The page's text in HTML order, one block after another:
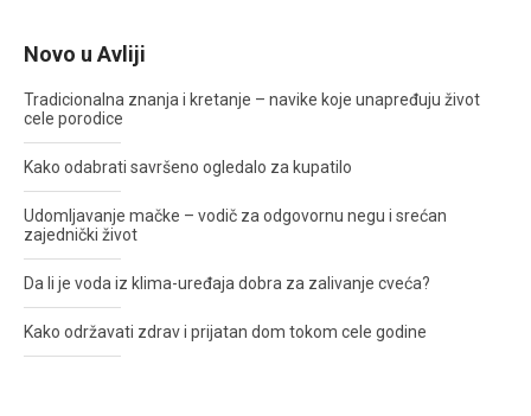
Novo u Avliji
Tradicionalna znanja i kretanje – navike koje unapređuju život
cele porodice
Kako odabrati savršeno ogledalo za kupatilo
Udomljavanje mačke – vodič za odgovornu negu i srećan
zajednički život
Da li je voda iz klima-uređaja dobra za zalivanje cveća?
Kako održavati zdrav i prijatan dom tokom cele godine